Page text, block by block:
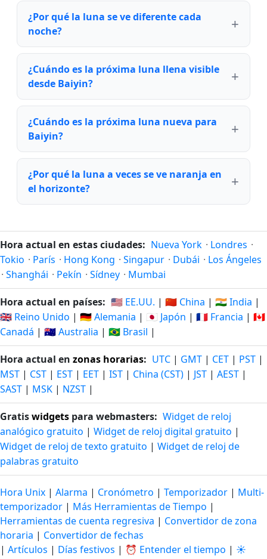
¿Por qué la luna se ve diferente cada
noche?
¿Cuándo es la próxima luna llena visible
desde Baiyin?
¿Cuándo es la próxima luna nueva para
Baiyin?
¿Por qué la luna a veces se ve naranja en
el horizonte?
Hora actual en estas ciudades: Nueva York · Londres ·
Tokio · París · Hong Kong · Singapur · Dubái · Los Ángeles
· Shanghái · Pekín · Sídney · Mumbai
Hora actual en países: 🇺🇸 EE.UU. | 🇨🇳 China | 🇮🇳 India |
🇬🇧 Reino Unido | 🇩🇪 Alemania | 🇯🇵 Japón | 🇫🇷 Francia | 🇨🇦
Canadá | 🇦🇺 Australia | 🇧🇷 Brasil |
Hora actual en zonas horarias: UTC | GMT | CET | PST |
MST | CST | EST | EET | IST | China (CST) | JST | AEST |
SAST | MSK | NZST |
Gratiswidgets para webmasters: Widget de reloj
analógico gratuito | Widget de reloj digital gratuito |
Widget de reloj de texto gratuito | Widget de reloj de
palabras gratuito
Hora Unix | Alarma | Cronómetro | Temporizador | Multi-
temporizador | Más Herramientas de Tiempo |
Herramientas de cuenta regresiva | Convertidor de zona
horaria | Convertidor de fechas
| Artículos | Días festivos | ⏰ Entender el tiempo | ☀️